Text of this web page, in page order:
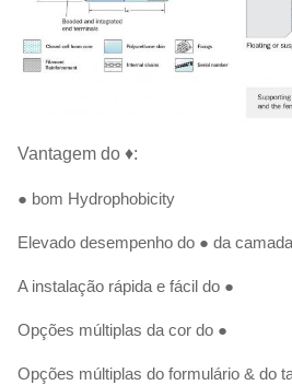
Vantagem do ♦:
● bom Hydrophobicity
Elevado desempenho do ● da
A instalação rápida e fácil do ●
Opções múltiplas da cor do ●
Opções múltiplas do formulário & do